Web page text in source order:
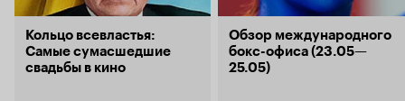
французская. Отличная возможность сменить
голливудский рацион комедий на
европейский, и просто искренне и вдоволь
посмеяться.
еще как
сарказма в
столько,
Кольцо всевластья:
Самые сумасшедшие
свадьбы в кино
Обзор международного
бокс-офиса (23.05—
25.05)